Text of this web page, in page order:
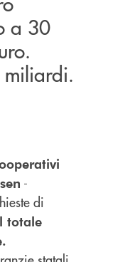
a 30
-
di
totale